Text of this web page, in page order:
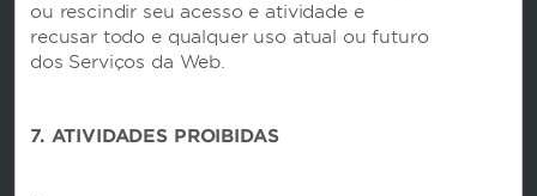
ou rescindir seu acesso e atividade e
recusar todo e qualquer uso atual ou futuro
dos Serviços da Web.
7. ATIVIDADES PROIBIDAS